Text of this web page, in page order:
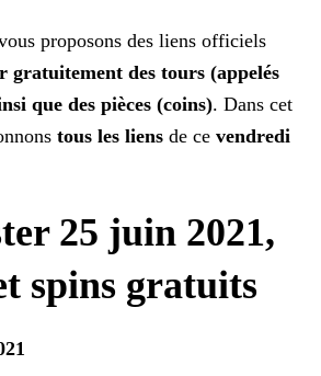
proposons des liens officiels
gratuitement des tours (appelés
que des pièces (coins). Dans cet
tous les liens de ce vendredi
25 juin 2021,
spins gratuits